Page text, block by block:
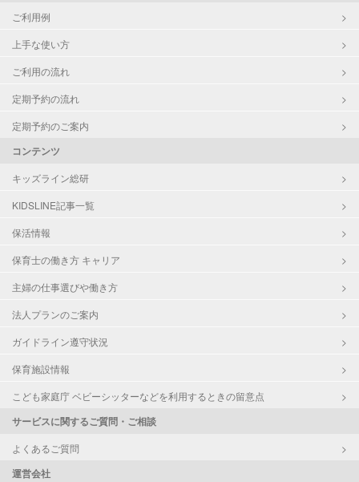
ご利用例
上手な使い方
ご利用の流れ
定期予約の流れ
定期予約のご案内
コンテンツ
キッズライン総研
KIDSLINE記事一覧
保活情報
保育士の働き方 キャリア
主婦の仕事選びや働き方
法人プランのご案内
ガイドライン遵守状況
保育施設情報
こども家庭庁 ベビーシッターなどを利用するときの留意点
サービスに関するご質問・ご相談
よくあるご質問
運営会社